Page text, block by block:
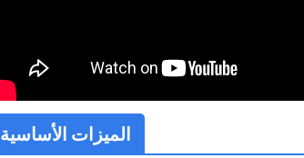
الميزات الأساسية